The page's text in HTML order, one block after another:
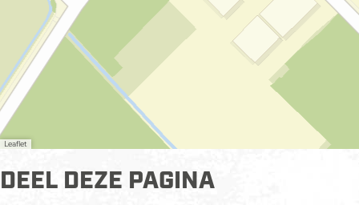
Leaflet
DEEL DEZE PAGINA